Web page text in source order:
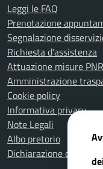
Leggi le FAQ
Prenotazione
Segnalazione
Richiesta d'assistenza
Attuazione misure
Amministrazione
Cookie policy
Informativa privacy
Note Legali
Albo pretorio
Dichiarazione di